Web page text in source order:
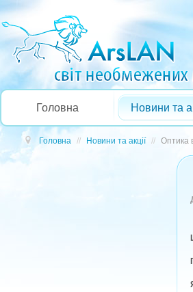
Головна Новини та
Головна // Новини та акції // Оптика